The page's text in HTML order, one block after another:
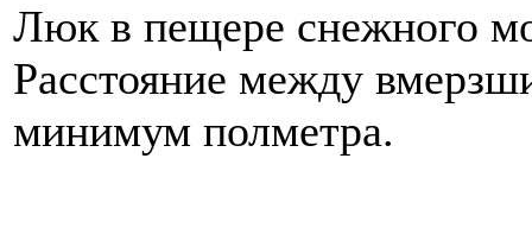
Люк в пещере снежного
Расстояние между
минимум полметра.